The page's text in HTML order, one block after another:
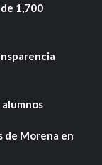
1,700
de Morena en